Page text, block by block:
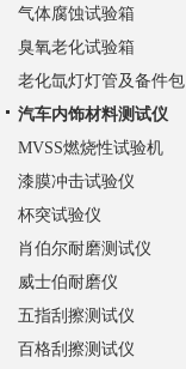
气体腐蚀试验箱
臭氧老化试验箱
老化氙灯灯管及备件包
汽车内饰材料测试仪
MVSS燃烧性试验机
漆膜冲击试验仪
杯突试验仪
肖伯尔耐磨测试仪
威士伯耐磨仪
五指刮擦测试仪
百格刮擦测试仪